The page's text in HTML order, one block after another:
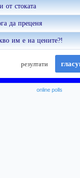
online polls